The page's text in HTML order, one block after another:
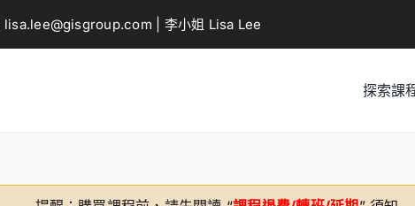
lisa.lee@gisgroup.com | 李小姐 Lisa Lee
探索課